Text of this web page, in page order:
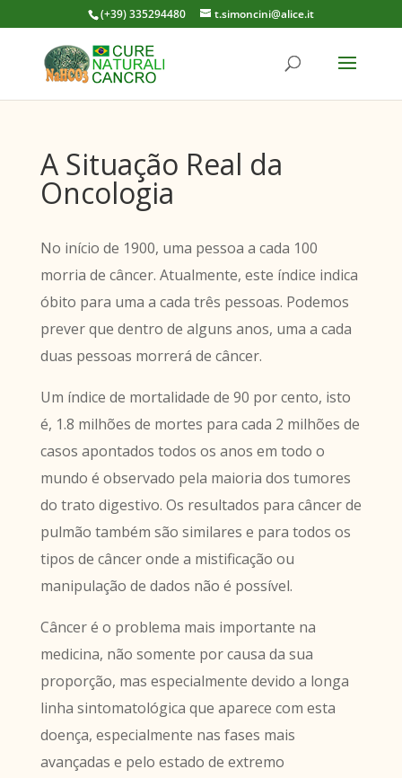
(+39) 335294480 t.simoncini@alice.it
A Situação Real da
Oncologia
No início de 1900, uma pessoa a cada 100
morria de câncer. Atualmente, este índice indica
óbito para uma a cada três pessoas. Podemos
prever que dentro de alguns anos, uma a cada
duas pessoas morrerá de câncer.
Um índice de mortalidade de 90 por cento, isto
é, 1.8 milhões de mortes para cada 2 milhões de
casos apontados todos os anos em todo o
mundo é observado pela maioria dos tumores
do trato digestivo. Os resultados para câncer de
pulmão também são similares e para todos os
tipos de câncer onde a mistificação ou
manipulação de dados não é possível.
Câncer é o problema mais importante na
medicina, não somente por causa da sua
proporção, mas especialmente devido a longa
linha sintomatológica que aparece com esta
doença, especialmente nas fases mais
avançadas e pelo estado de extremo